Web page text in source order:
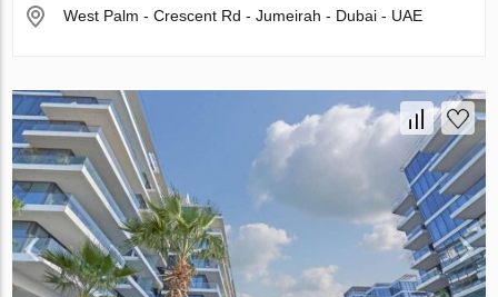
West Palm - Crescent Rd - Jumeirah - Dubai - UAE